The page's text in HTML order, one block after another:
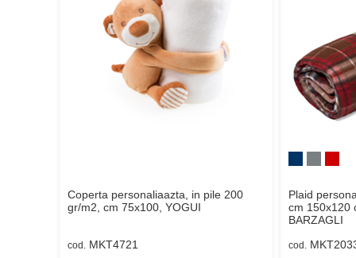
Coperta personaliaazta, in pile 200
gr/m2, cm 75x100, YOGUI
cod. MKT4721
Plaid
cm 150x120
BARZAGLI
cod.